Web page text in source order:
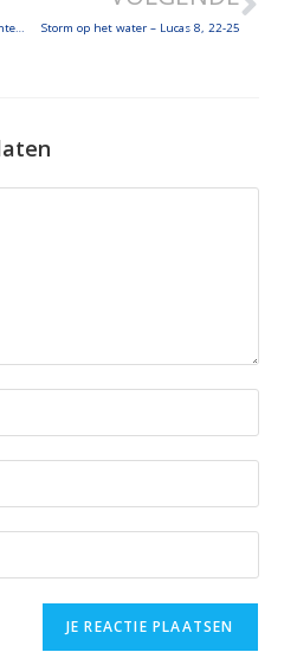
Johannes, Jezus en de 7 gemeenten – Apk 1, 9-20 Storm op het water – Lucas 8, 22-25